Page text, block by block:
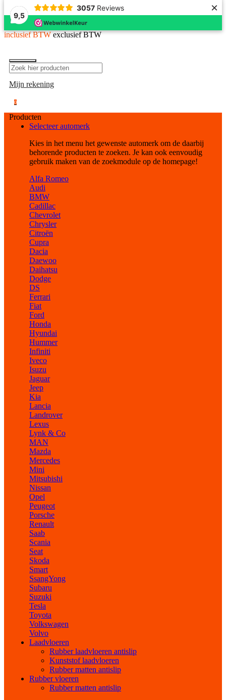
9,5
3057 Reviews ×
inclusief BTW exclusief BTW
Mijn rekening
0
Producten
Selecteer automerk
Kies in het menu het gewenste automerk om de daarbij
behorende producten te zoeken. Je kan ook eenvoudig
gebruik maken van de zoekmodule op de homepage!
Alfa Romeo
Audi
BMW
Cadillac
Chevrolet
Chrysler
Citroën
Cupra
Dacia
Daewoo
Daihatsu
Dodge
DS
Ferrari
Fiat
Ford
Honda
Hyundai
Hummer
Infiniti
Iveco
Isuzu
Jaguar
Jeep
Kia
Lancia
Landrover
Lexus
Lynk & Co
MAN
Mazda
Mercedes
Mini
Mitsubishi
Nissan
Opel
Peugeot
Porsche
Renault
Saab
Scania
Seat
Skoda
Smart
SsangYong
Subaru
Suzuki
Tesla
Toyota
Volkswagen
Volvo
Laadvloeren
Rubber laadvloeren antislip
Kunststof laadvloeren
Rubber matten antislip
Rubber vloeren
Rubber matten antislip